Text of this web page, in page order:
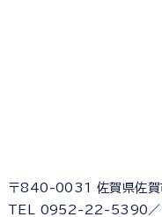
〒840-0031 佐賀県佐
TEL 0952-22-5390